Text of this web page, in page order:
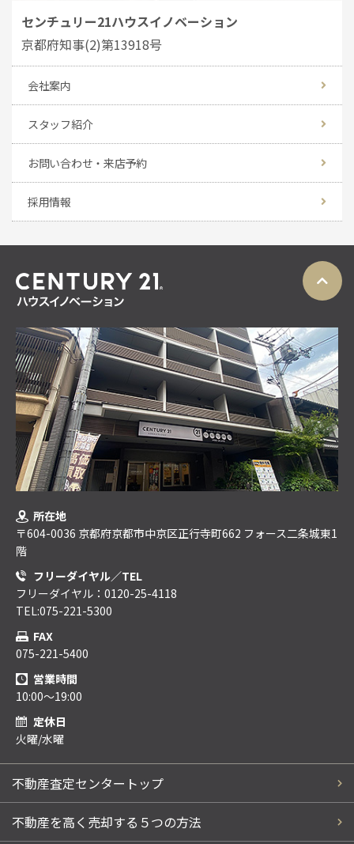
センチュリー21ハウスイノベーション
京都府知事(2)第13918号
会社案内
スタッフ紹介
お問い合わせ・来店予約
採用情報
所在地
〒604-0036 京都府京都市中京区正行寺町662 フォース二条城東1
階
フリーダイヤル／TEL
フリーダイヤル：0120-25-4118
TEL:075-221-5300
FAX
075-221-5400
営業時間
10:00～19:00
定休日
火曜/水曜
不動産査定センタートップ
不動産を高く売却する５つの方法